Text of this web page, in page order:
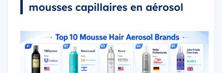
mousses capillaires en aérosol